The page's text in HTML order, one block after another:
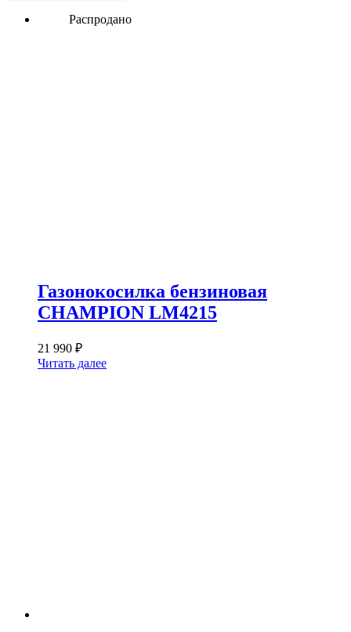
Распродано
Газонокосилка бензиновая
CHAMPION LM4215
21 990 ₽
Читать далее